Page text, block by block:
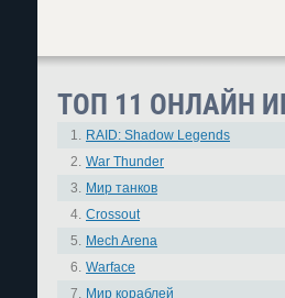
ТОП 11 ОНЛАЙН
1. RAID: Shadow Legends
2. War Thunder
3. Мир танков
4. Crossout
5. Mech Arena
6. Warface
7. Мир кораблей